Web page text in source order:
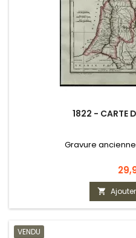
1822 - CARTE
Gravure
Prix

VENDU